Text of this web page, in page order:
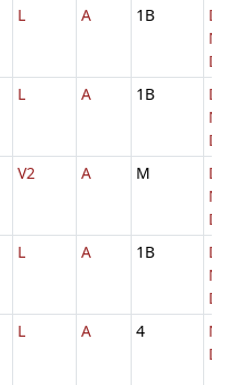
L A 1B
L A 1B
V2 A M
L A 1B
L A 4